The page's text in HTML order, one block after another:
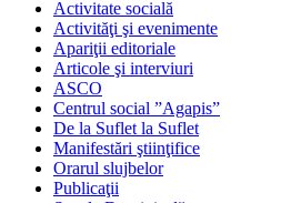
Activitate socială
Activităţi şi evenimente
Apariţii editoriale
Articole şi interviuri
ASCO
Centrul social ”Agapis”
De la Suflet la Suflet
Manifestări ştiinţifice
Orarul slujbelor
Publicaţii